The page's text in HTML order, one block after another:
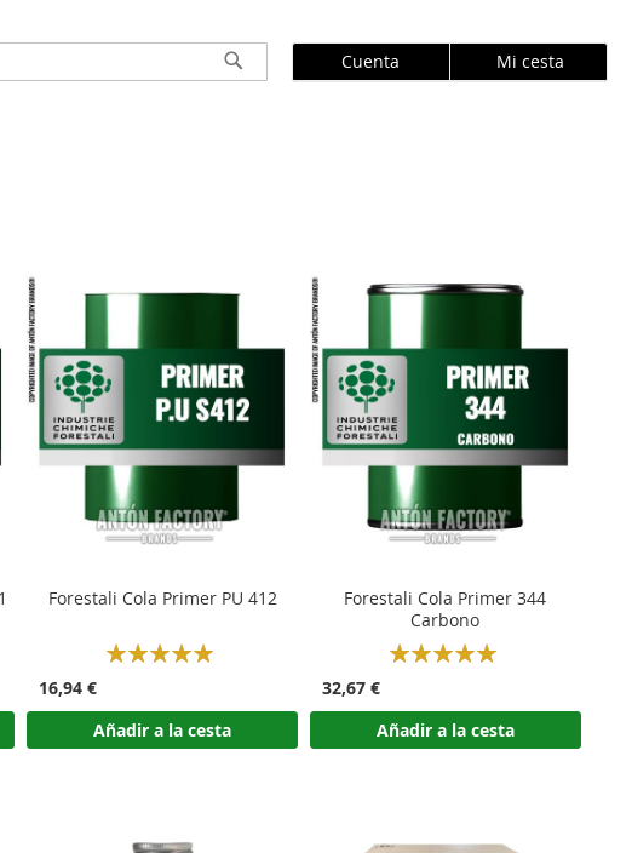
Buscar
Cuenta Mi cesta
Forestali Cola Primer PU 412
Rating:
16,94 €
Añadir a la cesta
Forestali Cola Primer 344
Carbono
Rating:
32,67 €
Añadir a la cesta